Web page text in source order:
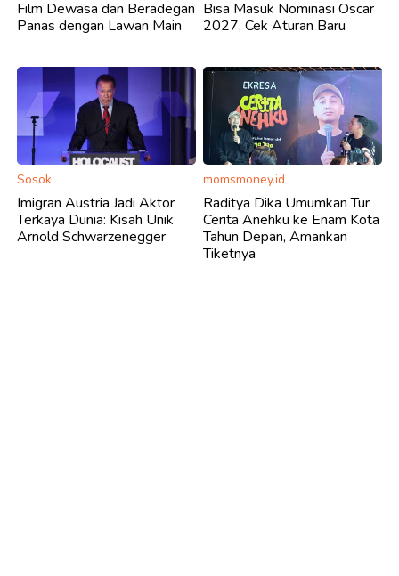
Film Dewasa dan Beradegan
Panas dengan Lawan Main
Bisa Masuk Nominasi Oscar
2027, Cek Aturan Baru
Sosok
Imigran Austria Jadi Aktor
Terkaya Dunia: Kisah Unik
Arnold Schwarzenegger
momsmoney.id
Raditya Dika Umumkan Tur
Cerita Anehku ke Enam Kota
Tahun Depan, Amankan
Tiketnya